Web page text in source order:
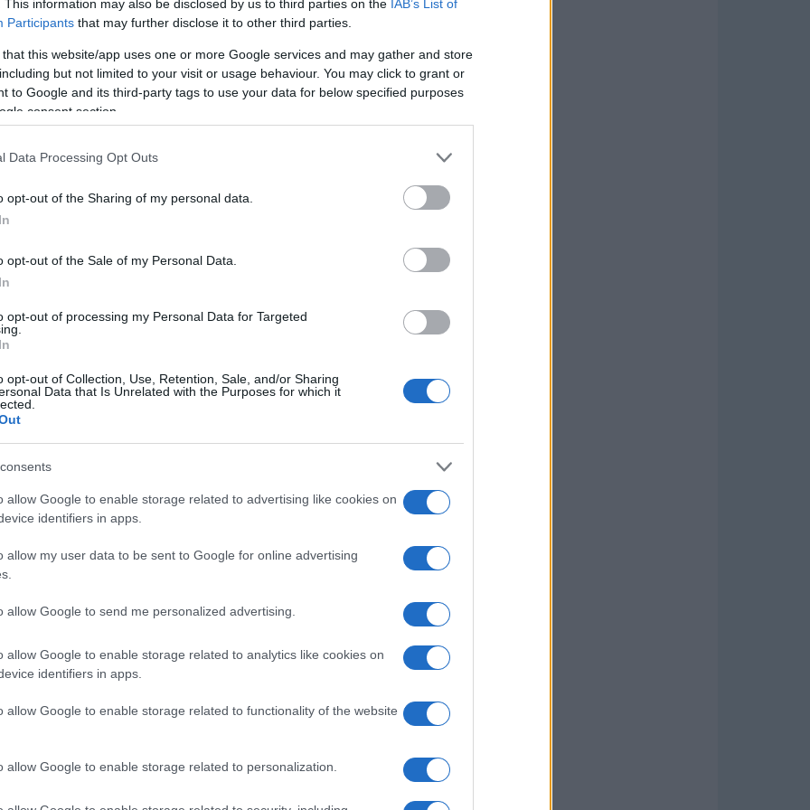
This information may also be disclosed by us to third parties on the IAB’s List of
Participants that may further disclose it to other third parties.
that this website/app uses one or more Google services and may gather and store
but not limited to your visit or usage behaviour. You may click to grant or
to Google and its third-party tags to use your data for below specified purposes
consent section.
Data Processing Opt Outs
opt-out of the Sharing of my personal data.
opt-out of the Sale of my Personal Data.
opt-out of processing my Personal Data for Targeted
opt-out of Collection, Use, Retention, Sale, and/or Sharing
Data that Is Unrelated with the Purposes for which it
allow Google to enable storage related to advertising like cookies on
identifiers in apps.
allow my user data to be sent to Google for online advertising
allow Google to send me personalized advertising.
allow Google to enable storage related to analytics like cookies on
identifiers in apps.
allow Google to enable storage related to functionality of the website
allow Google to enable storage related to personalization.
tiempos ha experimentado todo un
llevado a ser la parte más moderna y
debido a su traducción literal al
«Western Bridge». La palabra es una
sino más bien a la carretera
lo largo de la Puerta Occidental.
de una de las pocas calles pavimentadas
mucho tiempo sin construir, hasta el
expandirse, dada la demolición de las
sólo alrededor de su única calle,
Desde principios del siglo XIX, este
nuevas casas de civiles y trabajadores.
sólo en fábricas y mataderos.